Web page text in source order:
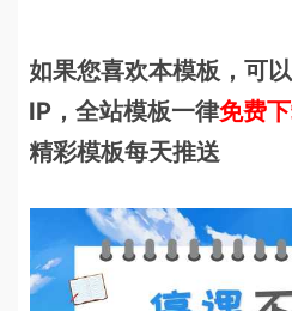
如果您喜欢本模板，可以
IP，全站模板一律免费
精彩模板每天推送